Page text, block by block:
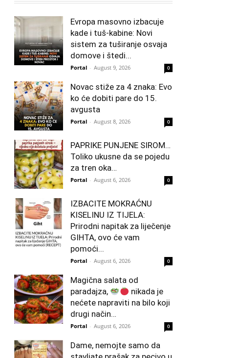
Evropa masovno izbacuje
kade i tuš-kabine: Novi
sistem za tuširanje osvaja
domove i štedi...
Portal - August 9, 2026 0
Novac stiže za 4 znaka: Evo
ko će dobiti pare do 15.
avgusta
Portal - August 8, 2026 0
PAPRIKE PUNJENE SIROM…
Toliko ukusne da se pojedu
za tren oka…
Portal - August 6, 2026 0
IZBACITE MOKRAĆNU
KISELINU IZ TIJELA:
Prirodni napitak za liječenje
GIHTA, ovo će vam
pomoći...
Portal - August 6, 2026 0
Magična salata od
paradajza,
nikada je
nećete napraviti na bilo koji
drugi način…
Portal - August 6, 2026 0
Dame, nemojte samo da